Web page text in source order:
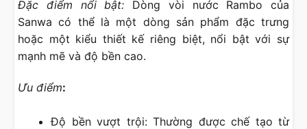
Đặc điểm nổi bật: Dòng vòi nước Rambo của
Sanwa có thể là một dòng sản phẩm đặc trưng
hoặc một kiểu thiết kế riêng biệt, nổi bật với sự
mạnh mẽ và độ bền cao.
Ưu điểm:
Độ bền vượt trội: Thường được chế tạo từ